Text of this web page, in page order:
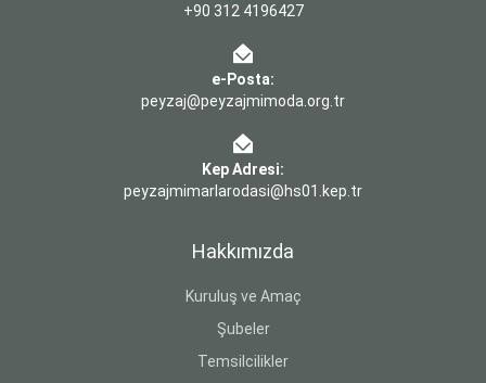
+90 312 4196427
e-Posta:
peyzaj@peyzajmimoda.org.tr
Kep Adresi:
peyzajmimarlarodasi@hs01.kep.tr
Hakkımızda
Kuruluş ve Amaç
Şubeler
Temsilcilikler